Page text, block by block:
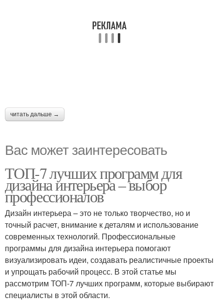
читать дальше →
Вас может заинтересовать
ТОП-7 лучших программ для
дизайна интерьера – выбор
профессионалов
Дизайн интерьера – это не только творчество, но и
точный расчет, внимание к деталям и использование
современных технологий. Профессиональные
программы для дизайна интерьера помогают
визуализировать идеи, создавать реалистичные проекты
и упрощать рабочий процесс. В этой статье мы
рассмотрим ТОП-7 лучших программ, которые выбирают
специалисты в этой области.